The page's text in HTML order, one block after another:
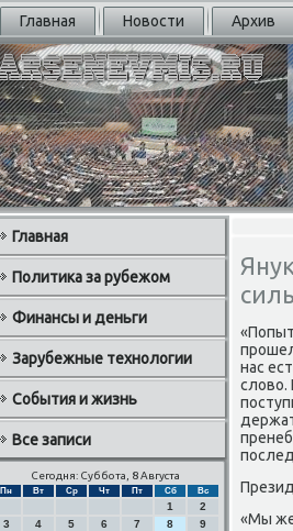
Главная Новости Архив
Главная
Политика за рубежом
Финансы и деньги
Зарубежные технологии
События и жизнь
Все записи
Сегодня: Суббота, 8 Августа
Пн Вт Ср Чт Пт Сб Вс
1
2
3
4 5 6 7 8
9
нас
слово.
«Мы